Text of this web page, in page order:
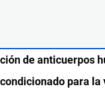
de anticuerpos
para la